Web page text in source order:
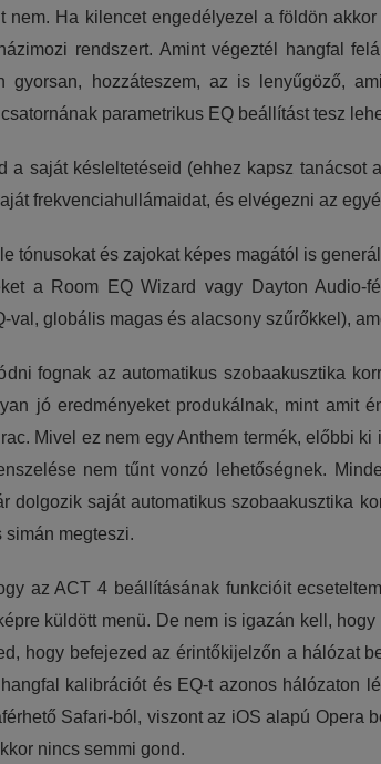
Ha kilencet engedélyezel a földön
rendszert. Amint végeztél hangfal
hozzáteszem, az is lenyűgöző,
parametrikus EQ beállítást tesz
a saját késleltetéseid (ehhez kapsz tanácsot
frekvenciahullámaidat, és elvégezni az
tónusokat és zajokat képes magától is
a Room EQ Wizard vagy Dayton Audio-
globális magas és alacsony szűrőkkel),
fognak az automatikus szobaakusztika
jó eredményeket produkálnak, mint amit
Mivel ez nem egy Anthem termék, előbbi
nem tűnt vonzó lehetőségnek.
saját automatikus szobaakusztika
simán megteszi.
az ACT 4 beállításának funkcióit
küldött menü. De nem is igazán kell,
hogy befejezed az érintőkijelzőn a hálózat
kalibrációt és EQ-t azonos hálózaton
Safari-ból, viszont az iOS alapú Opera
nincs semmi gond.